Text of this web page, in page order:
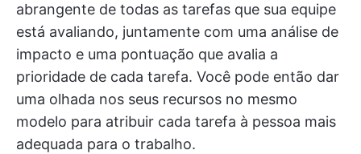
abrangente de todas as tarefas que sua equipe
está avaliando, juntamente com uma análise de
impacto e uma pontuação que avalia a
prioridade de cada tarefa. Você pode então dar
uma olhada nos seus recursos no mesmo
modelo para atribuir cada tarefa à pessoa mais
adequada para o trabalho.